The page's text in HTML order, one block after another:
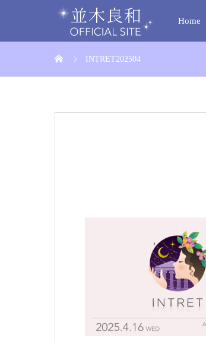
Home
INTRET202504